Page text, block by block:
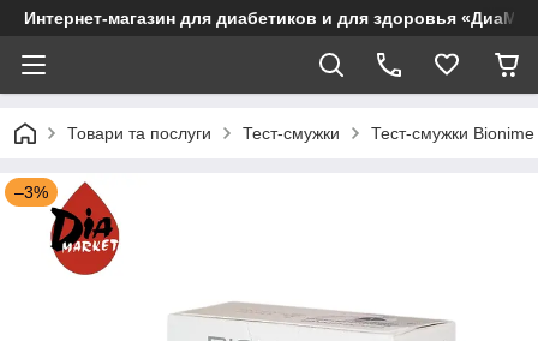
Интернет-магазин для диабетиков и для здоровья
Товари та послуги Тест-смужки Тест-смужки Bionime
–3%